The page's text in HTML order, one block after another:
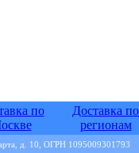
по
Доставка по
регионам
д. 10, ОГРН 1095009301793